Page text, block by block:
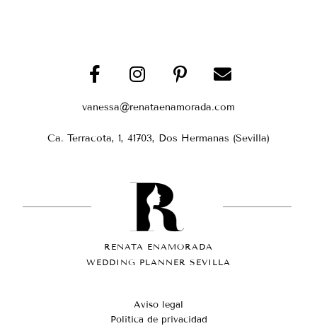
vanessa@renataenamorada.com
Ca. Terracota, 1, 41703, Dos Hermanas (Sevilla)
RENATA ENAMORADA
WEDDING PLANNER SEVILLA
Aviso legal
Política de privacidad